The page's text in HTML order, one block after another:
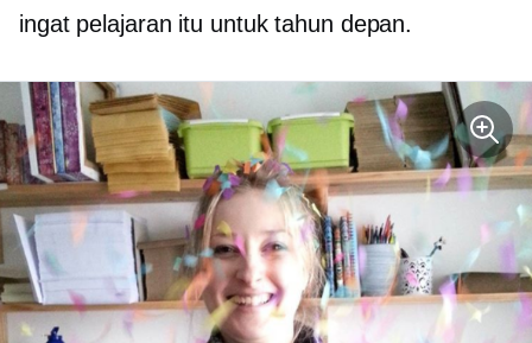
ingat pelajaran itu untuk tahun depan.